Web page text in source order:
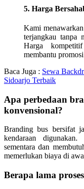
5. Harga
Kami
terjangkau tanpa
Harga
membantu
Baca Juga : Sewa
Sidoarjo Terbaik
Apa perbedaan
konvensional?
Branding bus bersifat
kendaraan
sementara dan
memerlukan biaya di
Berapa lama